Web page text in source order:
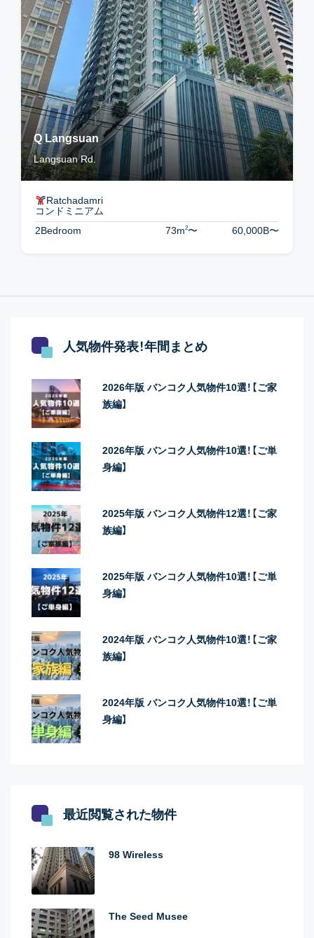
Q Langsuan
Langsuan Rd.
Ratchadamri
コンドミニアム
2Bedroom
73m2〜 60,000B〜
人気物件発表！年間まとめ
2026年版 バンコク人気物件10選！【ご家
族編】
2026年版 バンコク人気物件10選！【ご単
身編】
2025年版 バンコク人気物件12選！【ご家
族編】
2025年版 バンコク人気物件10選！【ご単
身編】
2024年版 バンコク人気物件10選！【ご家
族編】
2024年版 バンコク人気物件10選！【ご単
身編】
最近閲覧された物件
98 Wireless
The Seed Musee